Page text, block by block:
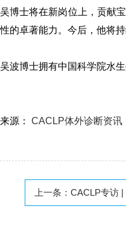
吴博士将在新岗位上，贡献
性的卓著能力。今后，他将
吴波博士拥有中国科学院水
来源： CACLP体外诊断资讯
上一条： CACLP专访 | 357年基